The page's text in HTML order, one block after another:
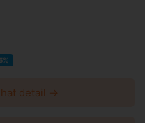
detail →